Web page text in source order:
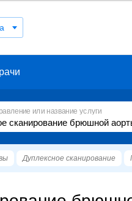
или название услуги
Дуплексное сканирование